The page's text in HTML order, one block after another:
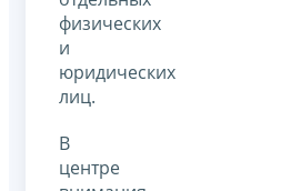
физических
и
юридических
лиц.
В
центре